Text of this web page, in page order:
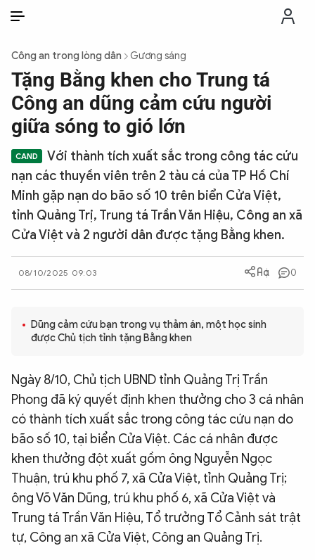
THỜI SỰ
CHỐNG DIỄN BIẾN HÒA BÌNH
CÔNG AN TRONG LÒNG DÂN
XÃ HỘI
PHÁP LUẬT
CÔNG NGHỆ
QUỐC TẾ
VĂN HÓA - THỂ THAO
BẠN ĐỌC & CAND
ĐA PHƯƠNG TIỆN
eMagazine
Podcast
Video Ảnh
Infographic
Công an trong lòng dân Gương sáng
Tặng Bằng khen cho Trung tá
Công an dũng cảm cứu người
giữa sóng to gió lớn
Với thành tích xuất sắc trong công tác cứu
nạn các thuyền viên trên 2 tàu cá của TP Hồ Chí
Minh gặp nạn do bão số 10 trên biển Cửa Việt,
tỉnh Quảng Trị, Trung tá Trần Văn Hiệu, Công an xã
Cửa Việt và 2 người dân được tặng Bằng khen.
08/10/2025 09:03 0
Dũng cảm cứu bạn trong vụ thảm án, một học sinh
được Chủ tịch tỉnh tặng Bằng khen
Ngày 8/10, Chủ tịch UBND tỉnh Quảng Trị Trần
Phong đã ký quyết định khen thưởng cho 3 cá nhân
có thành tích xuất sắc trong công tác cứu nạn do
bão số 10, tại biển Cửa Việt. Các cá nhân được
khen thưởng đột xuất gồm ông Nguyễn Ngọc
Thuận, trú khu phố 7, xã Cửa Việt, tỉnh Quảng Trị;
ông Võ Văn Dũng, trú khu phố 6, xã Cửa Việt và
Trung tá Trần Văn Hiệu, Tổ trưởng Tổ Cảnh sát trật
tự, Công an xã Cửa Việt, Công an Quảng Trị.